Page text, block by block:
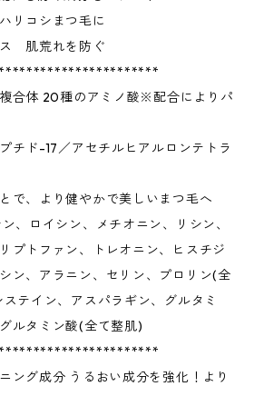
リコシまつ毛に
肌荒れを防ぐ
合体 20種のアミノ酸※配合によりパ
チド-17／アセチルヒアルロンテトラ
で、より健やかで美しいまつ毛へ
、ロイシン、メチオニン、リシン、
プトファン、トレオニン、ヒスチジ
ン、アラニン、セリン、プロリン(全
テイン、アスパラギン、グルタミ
ルタミン酸(全て整肌)
ング成分 うるおい成分を強化！より